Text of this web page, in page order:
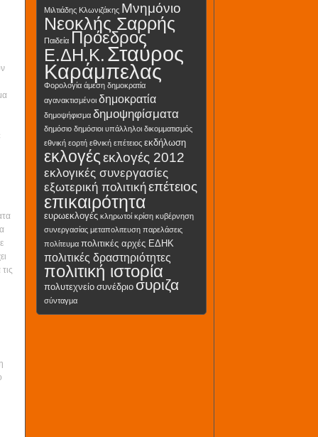
Μιλτιάδης Κλωνιζάκης Μνημόνιο
Νεοκλής Σαρρής
Παιδεία Πρόεδρος
Ε.ΔΗ.Κ. Σταύρος
Καράμπελας
Φορολογία άμεση δημοκρατία
αγανακτισμένοι δημοκρατία
δημοψήφισμα δημοψηφίσματα
δημόσιο δημόσιοι υπάλληλοι δικομματισμός
εθνική εορτή εθνική επέτειος εκδήλωση
εκλογέςεκλογές 2012
εκλογικές συνεργασίες
εξωτερική πολιτικήεπέτειος
επικαιρότητα
ευρωεκλογές κληρωτοί κρίση κυβέρνηση
συνεργασίας μεταπολιτευση παρελάσεις
πολίτευμα πολιτικές αρχές ΕΔΗΚ
πολιτικές δραστηριότητες
πολιτική ιστορία
πολυτεχνείο συνέδριο συριζα
σύνταγμα